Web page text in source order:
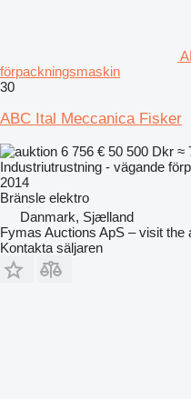
förpackningsmaskin
30
ABC Ital Meccanica Fisker
6 756 € 50 500 Dkr ≈
Industriutrustning - vägande
2014
Bränsle elektro
Danmark, Sjælland
Fymas Auctions ApS – visit
Kontakta säljaren